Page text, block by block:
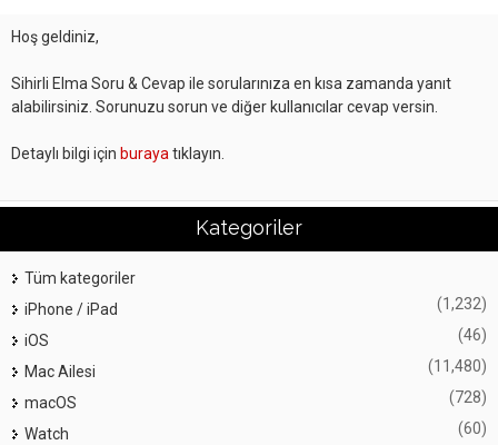
Hoş geldiniz,
Sihirli Elma Soru & Cevap ile sorularınıza en kısa zamanda yanıt
alabilirsiniz. Sorunuzu sorun ve diğer kullanıcılar cevap versin.
Detaylı bilgi için buraya tıklayın.
Kategoriler
Tüm kategoriler
iPhone / iPad
(1,232)
iOS (46)
Mac Ailesi (11,480)
macOS (728)
Watch (60)